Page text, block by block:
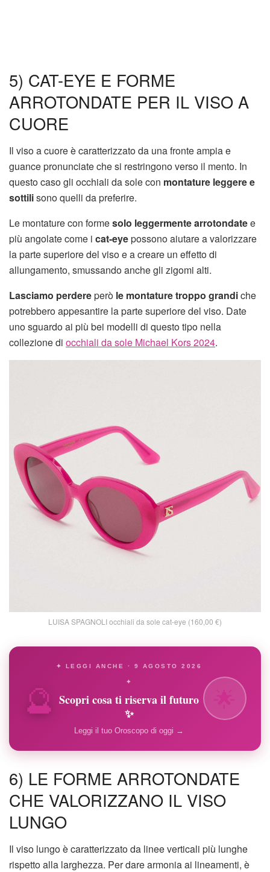
5) CAT-EYE E FORME
ARROTONDATE PER IL VISO A
CUORE
Il viso a cuore è caratterizzato da una fronte ampia e
guance pronunciate che si restringono verso il mento. In
questo caso gli occhiali da sole con montature leggere e
sottilisono quelli da preferire.
Le montature con formesolo leggermente arrotondatee
più angolate come i cat-eyepossono aiutare a valorizzare
la parte superiore del viso e a creare un effetto di
allungamento, smussando anche gli zigomi alti.
Lasciamo perdereperò le montature troppo grandiche
potrebbero appesantire la parte superiore del viso. Date
uno sguardo ai più bei modelli di questo tipo nella
collezione di occhiali da sole Michael Kors 2024.
LUISA SPAGNOLI occhiali da sole cat-eye (160,00 €)
🔮
✦ LEGGI ANCHE · 9 AGOSTO 2026
✦
Scopri cosa ti riserva il futuro
✨
Leggi il tuo Oroscopo di oggi →
6) LE FORME ARROTONDATE
CHE VALORIZZANO IL VISO
LUNGO
Il viso lungo è caratterizzato da linee verticali più lunghe
rispetto alla larghezza. Per dare armonia ai lineamenti, è